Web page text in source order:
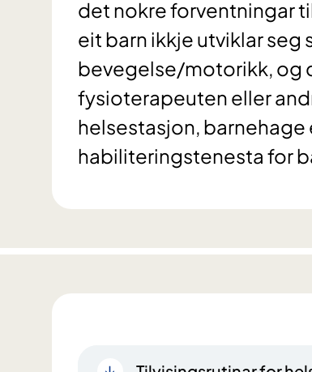
det nokre forventningar
eit barn ikkje utviklar
bevegelse/motorikk, og
fysioterapeuten eller
helsestasjon, barnehage
habiliteringstenesta for